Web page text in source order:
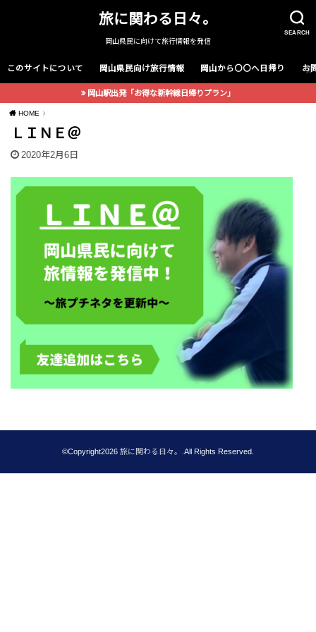
SEARCH
旅に関わる日々。
岡山県民に向けて旅行情報を発信
このサイトについて 岡山県民向け旅行情報 岡山から〇〇へ日帰り お
岡山駅出発「お得な新幹線日帰りプラン」
HOME
ＬＩＮＥ＠
2020年2月6日
©Copyright2026 旅に関わる日々。 .All Rights Reserved.